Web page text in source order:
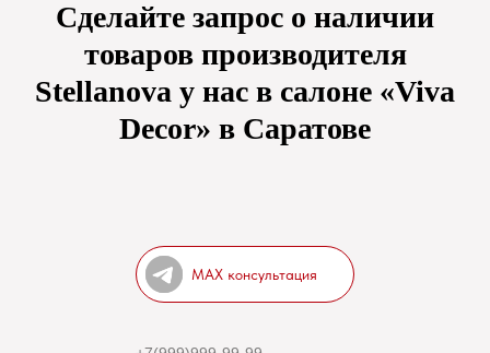
Сделайте запрос о наличии
товаров производителя
Stellanova у нас в салоне «Viva
Decor» в Саратове
MAX консультация